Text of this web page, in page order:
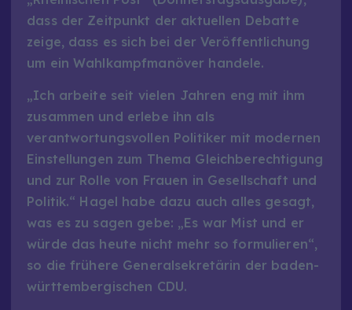
dass der Zeitpunkt der aktuellen Debatte
zeige, dass es sich bei der Veröffentlichung
um ein Wahlkampfmanöver handele.
„Ich arbeite seit vielen Jahren eng mit ihm
zusammen und erlebe ihn als
verantwortungsvollen Politiker mit modernen
Einstellungen zum Thema Gleichberechtigung
und zur Rolle von Frauen in Gesellschaft und
Politik.“ Hagel habe dazu auch alles gesagt,
was es zu sagen gebe: „Es war Mist und er
würde das heute nicht mehr so formulieren“,
so die frühere Generalsekretärin der baden-
württembergischen CDU.